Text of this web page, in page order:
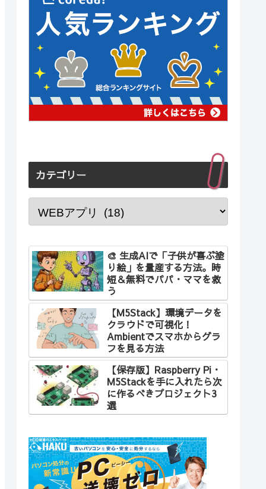
カテゴリー
🎨 生成AIで「子供が喜ぶ塗
り絵」を量産する方法。時
短＆無料でパパ・ママを救
う
【M5Stack】環境データを
クラウドで可視化！
Ambientでスマホからグラ
フを見る方法
【保存版】Raspberry Pi・
M5Stackを手に入れたら次
に作るべきプロジェクト3
選